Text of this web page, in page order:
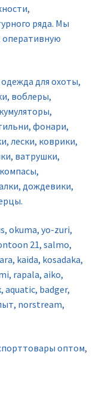
ряда. Мы
оперативную
для охоты,
воблеры,
фонари,
лески, коврики,
ватрушки,
дождевики,
okuma, yo-zuri,
21, salmo,
kaida, kosadaka,
rapala, aiko,
badger,
norstream,
оптом,